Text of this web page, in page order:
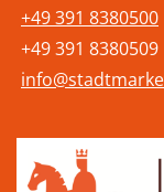
+49 391 8380500
+49 391 8380509